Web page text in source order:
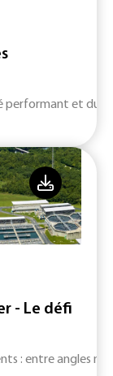
performant et
- Le défi
: entre angles